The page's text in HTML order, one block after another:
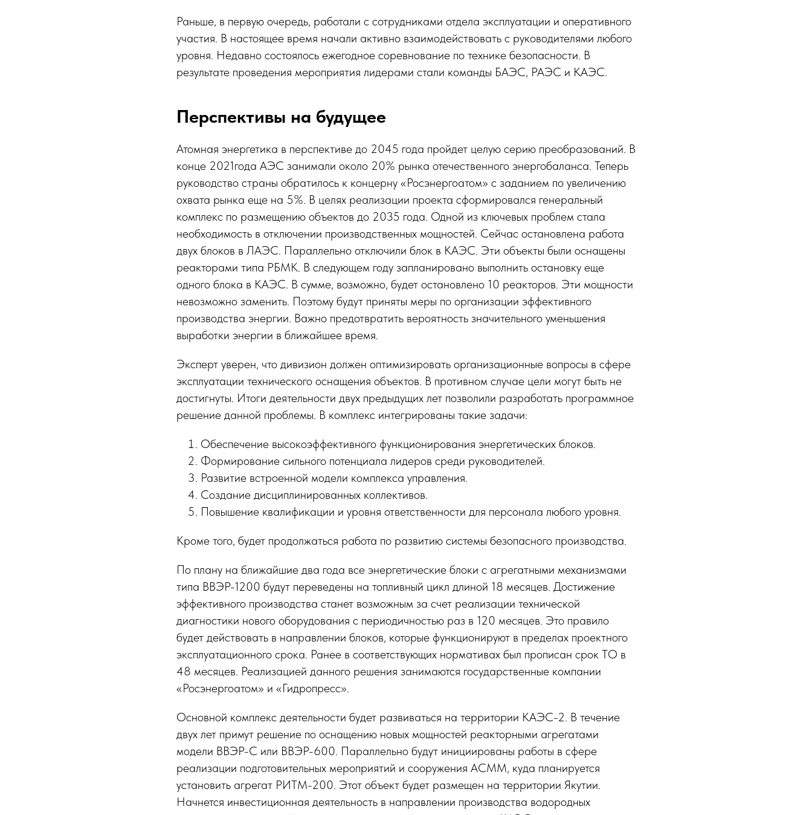
Раньше, в первую очередь, работали с сотрудниками отдела эксплуатации и оперативного
участия. В настоящее время начали активно взаимодействовать с руководителями любого
уровня. Недавно состоялось ежегодное соревнование по технике безопасности. В
результате проведения мероприятия лидерами стали команды БАЭС, РАЭС и КАЭС.
Перспективы на будущее
Атомная энергетика в перспективе до 2045 года пройдет целую серию преобразований. В
конце 2021года АЭС занимали около 20% рынка отечественного энергобаланса. Теперь
руководство страны обратилось к концерну «Росэнергоатом» с заданием по увеличению
охвата рынка еще на 5%. В целях реализации проекта сформировался генеральный
комплекс по размещению объектов до 2035 года. Одной из ключевых проблем стала
необходимость в отключении производственных мощностей. Сейчас остановлена работа
двух блоков в ЛАЭС. Параллельно отключили блок в КАЭС. Эти объекты были оснащены
реакторами типа РБМК. В следующем году запланировано выполнить остановку еще
одного блока в КАЭС. В сумме, возможно, будет остановлено 10 реакторов. Эти мощности
невозможно заменить. Поэтому будут приняты меры по организации эффективного
производства энергии. Важно предотвратить вероятность значительного уменьшения
выработки энергии в ближайшее время.
Эксперт уверен, что дивизион должен оптимизировать организационные вопросы в сфере
эксплуатации технического оснащения объектов. В противном случае цели могут быть не
достигнуты. Итоги деятельности двух предыдущих лет позволили разработать программное
решение данной проблемы. В комплекс интегрированы такие задачи:
Обеспечение высокоэффективного функционирования энергетических блоков.
Формирование сильного потенциала лидеров среди руководителей.
Развитие встроенной модели комплекса управления.
Создание дисциплинированных коллективов.
Повышение квалификации и уровня ответственности для персонала любого уровня.
Кроме того, будет продолжаться работа по развитию системы безопасного производства.
По плану на ближайшие два года все энергетические блоки с агрегатными механизмами
типа ВВЭР-1200 будут переведены на топливный цикл длиной 18 месяцев. Достижение
эффективного производства станет возможным за счет реализации технической
диагностики нового оборудования с периодичностью раз в 120 месяцев. Это правило
будет действовать в направлении блоков, которые функционируют в пределах проектного
эксплуатационного срока. Ранее в соответствующих нормативах был прописан срок ТО в
48 месяцев. Реализацией данного решения занимаются государственные компании
«Росэнергоатом» и «Гидропресс».
Основной комплекс деятельности будет развиваться на территории КАЭС-2. В течение
двух лет примут решение по оснащению новых мощностей реакторными агрегатами
модели ВВЭР-С или ВВЭР-600. Параллельно будут инициированы работы в сфере
реализации подготовительных мероприятий и сооружения АСММ, куда планируется
установить агрегат РИТМ-200. Этот объект будет размещен на территории Якутии.
Начнется инвестиционная деятельность в направлении производства водородных